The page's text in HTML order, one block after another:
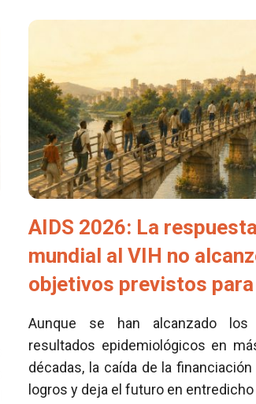
AIDS 2026: La respuesta
mundial al VIH no
objetivos previstos
Aunque se han alcanzado los
resultados epidemiológicos en
décadas, la caída de la
logros y deja el futuro en entredicho